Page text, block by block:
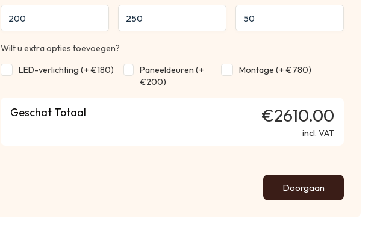
Wilt u extra opties toevoegen?
LED-verlichting (+ €180)
Paneeldeuren (+
€200)
Montage (+ €780)
Geschat Totaal €2610.00
incl. VAT
Doorgaan